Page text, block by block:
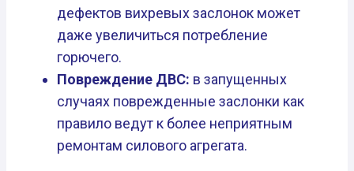
дефектов вихревых заслонок может
даже увеличиться потребление
горючего.
Повреждение ДВС: в запущенных
случаях поврежденные заслонки как
правило ведут к более неприятным
ремонтам силового агрегата.